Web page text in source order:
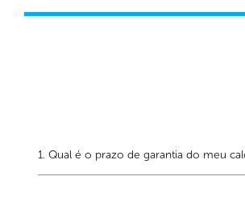
1. Qual é o prazo de garantia do meu